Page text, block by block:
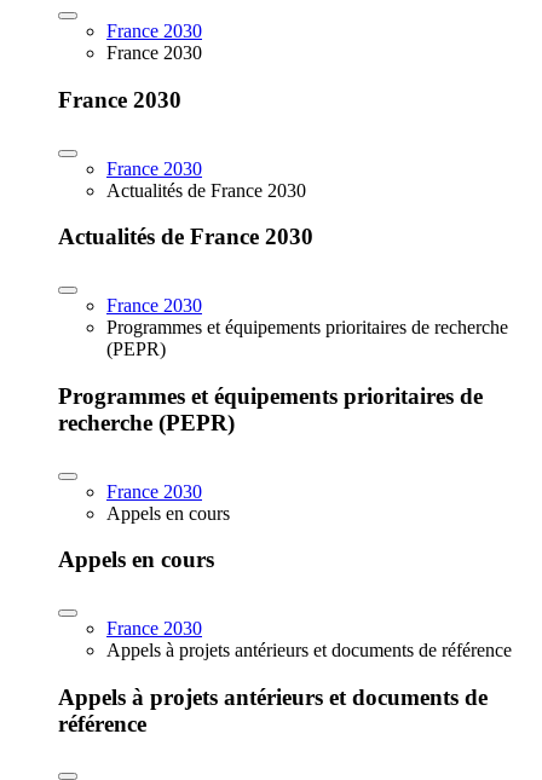
France 2030
France 2030
France 2030
France 2030
Actualités de France 2030
Actualités de France 2030
France 2030
Programmes et équipements prioritaires de recherche
(PEPR)
Programmes et équipements prioritaires de
recherche (PEPR)
France 2030
Appels en cours
Appels en cours
France 2030
Appels à projets antérieurs et documents de référence
Appels à projets antérieurs et documents de
référence